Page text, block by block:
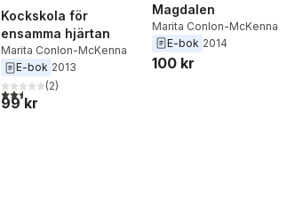
Kockskola för
ensamma hjärtan
Marita Conlon-McKenna
E-bok 2013
2,5utav 5 stjärnor. Totalt antal röster:
(2)
99 kr
Magdalen
Marita Conlon-McKenna
E-bok 2014
100 kr